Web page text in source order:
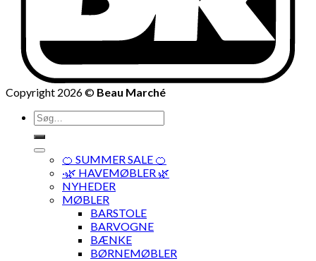
Copyright 2026 © Beau Marché
Søg
efter:
🍊 SUMMER SALE 🍊
·🌿 HAVEMØBLER 🌿
NYHEDER
MØBLER
BARSTOLE
BARVOGNE
BÆNKE
BØRNEMØBLER